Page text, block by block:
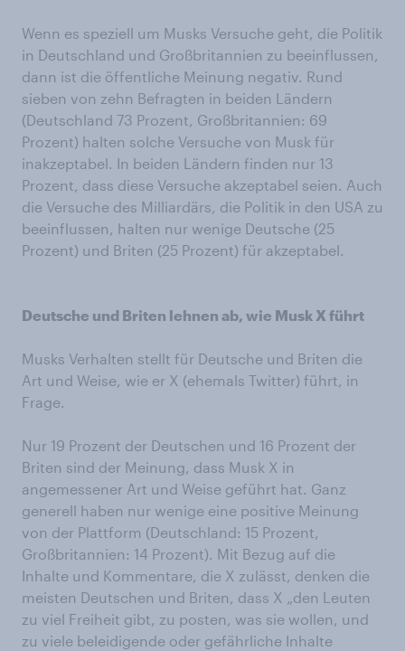
Wenn es speziell um Musks Versuche geht, die Politik
in Deutschland und Großbritannien zu beeinflussen,
dann ist die öffentliche Meinung negativ. Rund
sieben von zehn Befragten in beiden Ländern
(Deutschland 73 Prozent, Großbritannien: 69
Prozent) halten solche Versuche von Musk für
inakzeptabel. In beiden Ländern finden nur 13
Prozent, dass diese Versuche akzeptabel seien. Auch
die Versuche des Milliardärs, die Politik in den USA zu
beeinflussen, halten nur wenige Deutsche (25
Prozent) und Briten (25 Prozent) für akzeptabel.
Deutsche und Briten lehnen ab, wie Musk X führt
Musks Verhalten stellt für Deutsche und Briten die
Art und Weise, wie er X (ehemals Twitter) führt, in
Frage.
Nur 19 Prozent der Deutschen und 16 Prozent der
Briten sind der Meinung, dass Musk X in
angemessener Art und Weise geführt hat. Ganz
generell haben nur wenige eine positive Meinung
von der Plattform (Deutschland: 15 Prozent,
Großbritannien: 14 Prozent). Mit Bezug auf die
Inhalte und Kommentare, die X zulässt, denken die
meisten Deutschen und Briten, dass X „den Leuten
zu viel Freiheit gibt, zu posten, was sie wollen, und
zu viele beleidigende oder gefährliche Inhalte